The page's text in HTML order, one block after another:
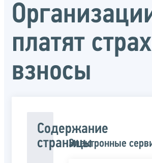
платят
взносы
Содержание
страницыЭлектронные